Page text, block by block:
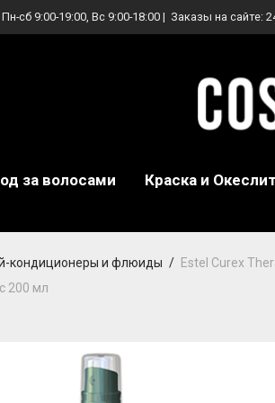
сб 9:00-19:00, Вс 9:00-18:00 | Заказы на сайте:
за волосами Краска и
кондиционеры и флюиды / Estel Curex
200 мл